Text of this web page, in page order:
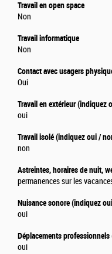
Travail en open space
Non
Travail informatique
Non
Contact avec usagers
Oui
Travail en extérieur (indiquez
oui
Travail isolé (indiquez oui /
non
Astreintes, horaires de nuit,
permanences sur les
Nuisance sonore (indiquez
oui
Déplacements
oui